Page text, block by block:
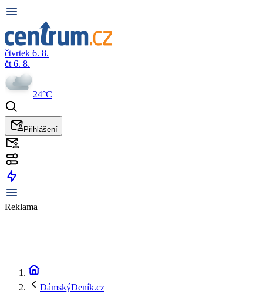
čtvrtek 6. 8.
čt 6. 8.
24°C
Přihlášení
Reklama
DámskýDeník.cz